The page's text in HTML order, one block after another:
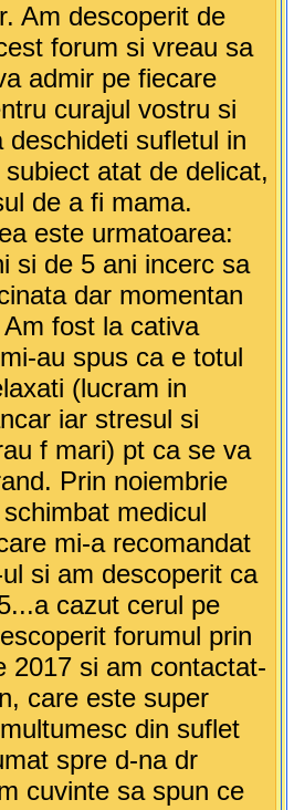
Am descoperit de
forum si vreau sa
admir pe fiecare
curajul vostru si
deschideti sufletul in
atat de delicat,
de a fi mama.
este urmatoarea:
si de 5 ani incerc sa
dar momentan
fost la cativa
au spus ca e totul
(lucram in
iar stresul si
f mari) pt ca se va
Prin noiembrie
medicul
mi-a recomandat
si am descoperit ca
cazut cerul pe
forumul prin
2017 si am contactat-
care este super
din suflet
spre d-na dr
cuvinte sa spun ce